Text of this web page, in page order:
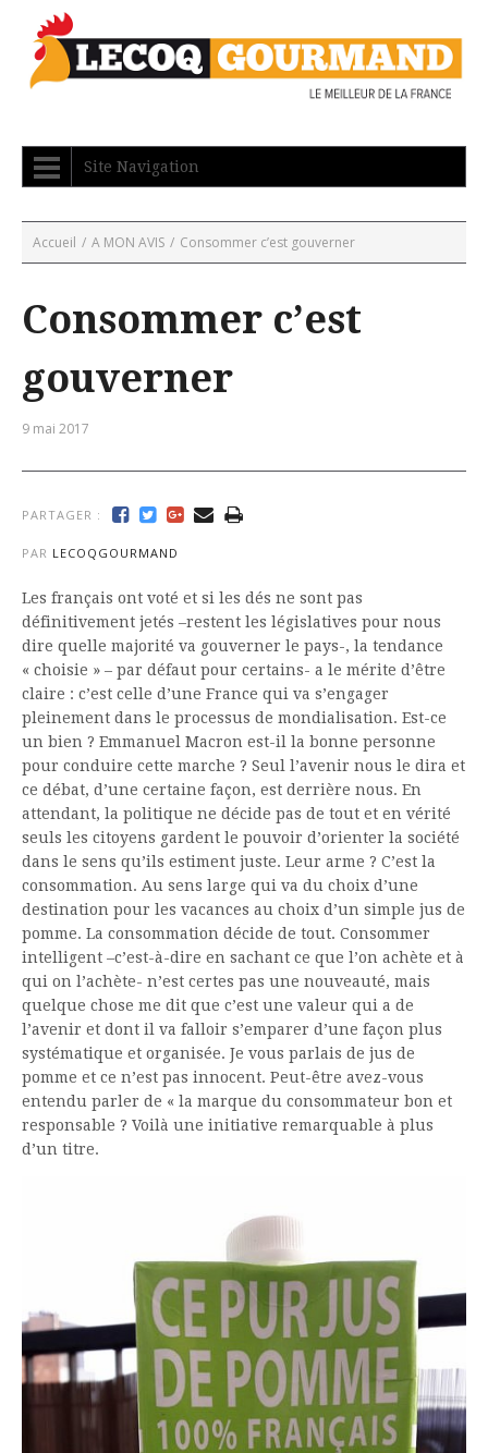
Site Navigation
Accueil / A MON AVIS / Consommer c’est gouverner
Consommer c’est
gouverner
9 mai 2017
PARTAGER :
PAR LECOQGOURMAND
Les français ont voté et si les dés ne sont pas
définitivement jetés –restent les législatives pour nous
dire quelle majorité va gouverner le pays-, la tendance
« choisie » – par défaut pour certains- a le mérite d’être
claire : c’est celle d’une France qui va s’engager
pleinement dans le processus de mondialisation. Est-ce
un bien ? Emmanuel Macron est-il la bonne personne
pour conduire cette marche ? Seul l’avenir nous le dira et
ce débat, d’une certaine façon, est derrière nous. En
attendant, la politique ne décide pas de tout et en vérité
seuls les citoyens gardent le pouvoir d’orienter la société
dans le sens qu’ils estiment juste. Leur arme ? C’est la
consommation. Au sens large qui va du choix d’une
destination pour les vacances au choix d’un simple jus de
pomme. La consommation décide de tout. Consommer
intelligent –c’est-à-dire en sachant ce que l’on achète et à
qui on l’achète- n’est certes pas une nouveauté, mais
quelque chose me dit que c’est une valeur qui a de
l’avenir et dont il va falloir s’emparer d’une façon plus
systématique et organisée. Je vous parlais de jus de
pomme et ce n’est pas innocent. Peut-être avez-vous
entendu parler de « la marque du consommateur bon et
responsable ? Voilà une initiative remarquable à plus
d’un titre.